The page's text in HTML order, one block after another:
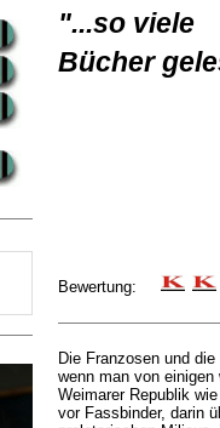
"...so viele
Bücher
Bewertung:
Die Franzosen und
wenn man von
Weimarer Republik wie
vor Fassbinder, darin